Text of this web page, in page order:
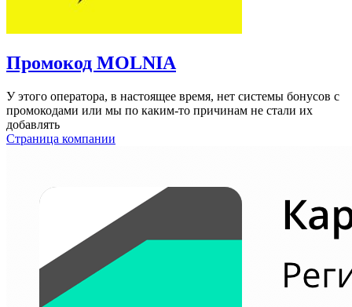
Промокод MOLNIA
У этого оператора, в настоящее время, нет системы бонусов c
промокодами или мы по каким-то причинам не стали их
добавлять
Страница компании